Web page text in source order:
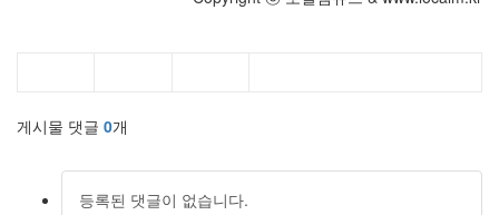
게시물 댓글 0개
등록된 댓글이 없습니다.